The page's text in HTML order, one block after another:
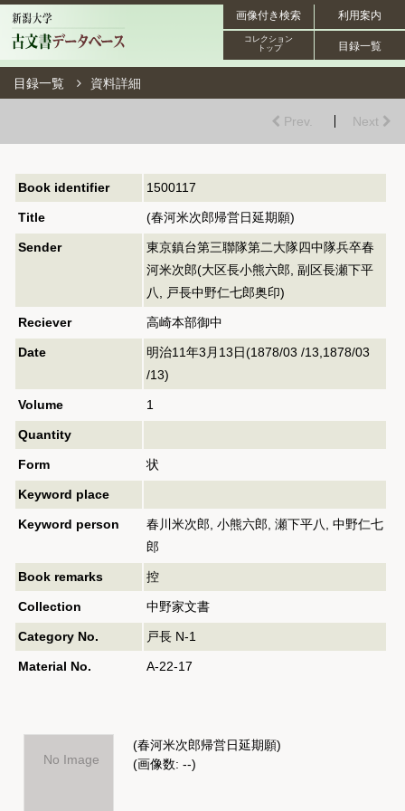
利用案内
画像付き検索
目録一覧
コレクション
トップ
目録一覧 資料詳細
Prev. Next
Book identifier 1500117
Title (春河米次郎帰営日延期願)
Sender
東京鎮台第三聯隊第二大隊四中隊兵卒春
河米次郎(大区長小熊六郎, 副区長瀬下平
八, 戸長中野仁七郎奥印)
Reciever 高崎本部御中
Date
明治11年3月13日(1878/03 /13,1878/03
/13)
Volume 1
Quantity
Form 状
Keyword place
Keyword person
春川米次郎, 小熊六郎, 瀬下平八, 中野仁七
郎
Book remarks 控
Collection 中野家文書
Category No. 戸長 N-1
Material No. A-22-17
No Image
(春河米次郎帰営日延期願)
(画像数: --)